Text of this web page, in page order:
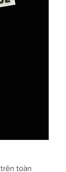
toàn